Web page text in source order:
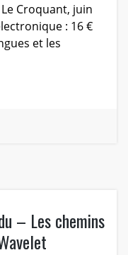
Croquant, juin
: 16 €
et les
– Les chemins